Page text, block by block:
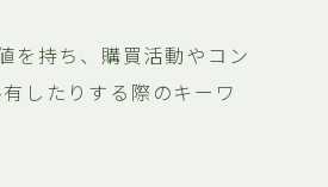
を持ち、購買活動やコン
したりする際のキーワ